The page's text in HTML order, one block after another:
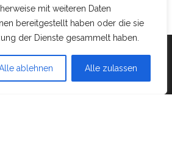
mit weiteren Daten
bereitgestellt haben oder die sie
der Dienste gesammelt haben.
ablehnen Alle zulassen
vonWordPress |Theme:Head
Blog